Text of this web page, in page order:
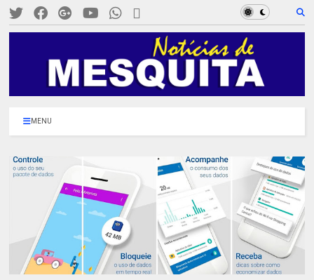
MENU